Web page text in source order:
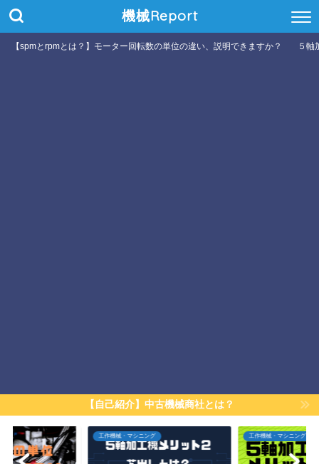
機械Report
【spmとrpmとは？】モーター回転数の単位の違い、説明できますか？ ５軸
【自己紹介】中古機械商社とは？
工作機械・マシニング 工作機械・マシニング